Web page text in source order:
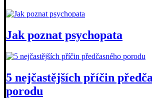
Jak poznat psychopata
5 nejčastějších příčin
porodu